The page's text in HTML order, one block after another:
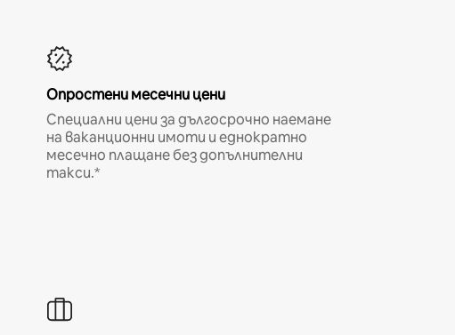
Опростени месечни цени
Специални цени за дългосрочно наемане
на ваканционни имоти и еднократно
месечно плащане без допълнителни
такси.*